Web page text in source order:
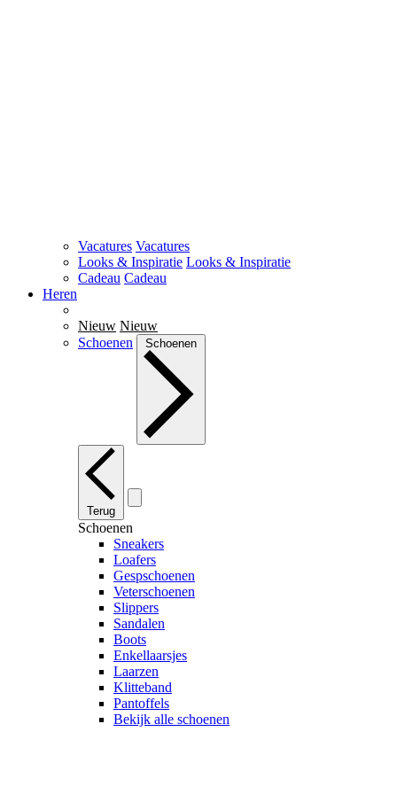
Vacatures Vacatures
Looks & Inspiratie Looks & Inspiratie
Cadeau Cadeau
Heren
Nieuw Nieuw
Schoenen
Schoenen
Terug
Schoenen
Sneakers
Loafers
Gespschoenen
Veterschoenen
Slippers
Sandalen
Boots
Enkellaarsjes
Laarzen
Klitteband
Pantoffels
Bekijk alle schoenen